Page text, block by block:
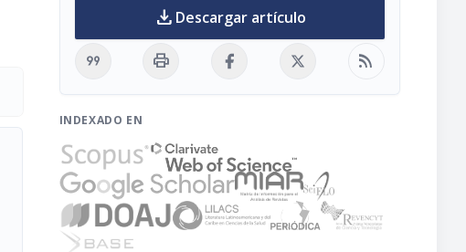
download Descargar artículo
format_quote print rss_feed
INDEXADO EN